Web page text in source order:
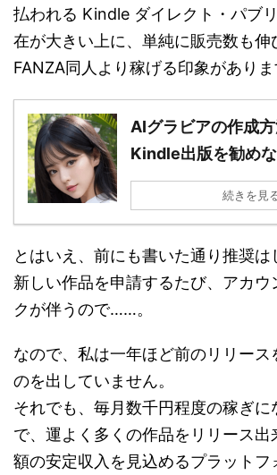
払われる Kindle ダイレクト・パブ
在が大きい上に、単純に販売数も伸
FANZA同人より稼げる印象がありま
AIグラビアの作成方
Kindle出版を勧め
続きを見
とはいえ、前にも書いた通り推奨は
新しい作品を申請するたび、アカウ
クが伴うので……。
なので、私は一年ほど前のリリース
のを出していません。
それでも、毎月数千円程度の稼ぎに
で、運よく多くの作品をリリース出
額の安定収入を見込めるプラットフ